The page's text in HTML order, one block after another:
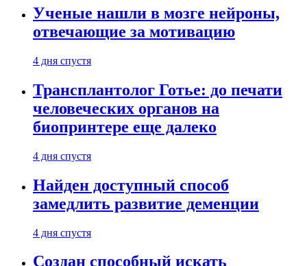
Ученые нашли в мозге нейроны,
отвечающие за мотивацию
4 дня спустя
Трансплантолог Готье: до печати
человеческих органов на
биопринтере еще далеко
4 дня спустя
Найден доступный способ
замедлить развитие деменции
4 дня спустя
Создан способный искать